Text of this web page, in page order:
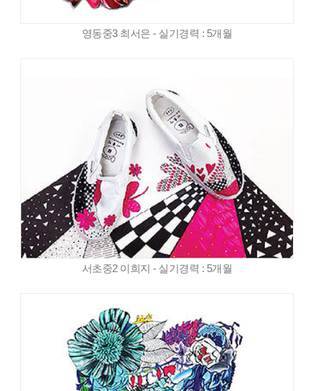
영동중3 최서은 - 실기경력 : 5개월
서초중2 이희지 - 실기경력 : 5개월